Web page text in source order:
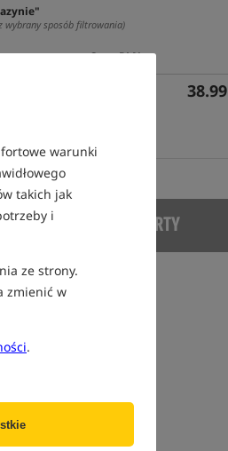
warunki
takich jak
i
ze strony.
zmienić w
.
wybrany sposób filtrowania)
Cena PLN
38.99
WYCOFANY Z OFERTY